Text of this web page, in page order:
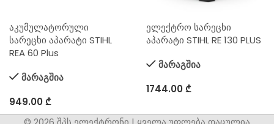
აკუმულატორული
სარეცხი აპარატი STIHL
REA 60 Plus
მარაგშია
949.00₾
ელექტრო სარეცხი
აპარატი STIHL RE 130 PLUS
მარაგშია
1744.00₾